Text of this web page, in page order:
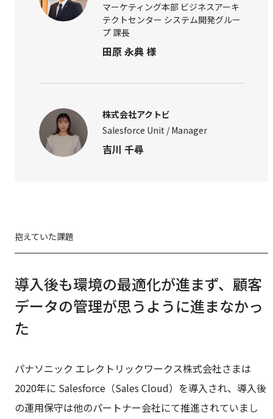
マーケティング本部 ビジネスアーキ
テクトセンター システム開発グルー
プ 課長
田原 永典 様
株式会社アクトビ
Salesforce Unit / Manager
吉川 千尋
抱えていた課題
導入後も環境の最適化が進まず、顧客
データの管理が思うように進まなかっ
た
パナソニック エレクトリックワークス株式会社さまは
2020年に Salesforce（Sales Cloud）を導入され、導入後
の運用保守は他のパートナー会社にて推進されていまし